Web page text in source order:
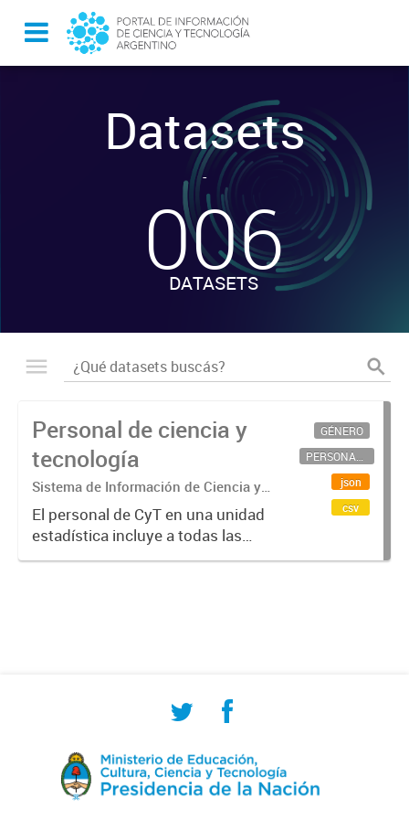
Datasets
-
006
DATASETS
Personal de ciencia y
tecnología
Sistema de Información de Ciencia y
Tecnología Argentino (SICYTAR)
El personal de CyT en una unidad
estadística incluye a todas las
personas involucradas
GÉNERO
PERSONAL CIENTÍFICO-TECNOLÓGICO
json
csv